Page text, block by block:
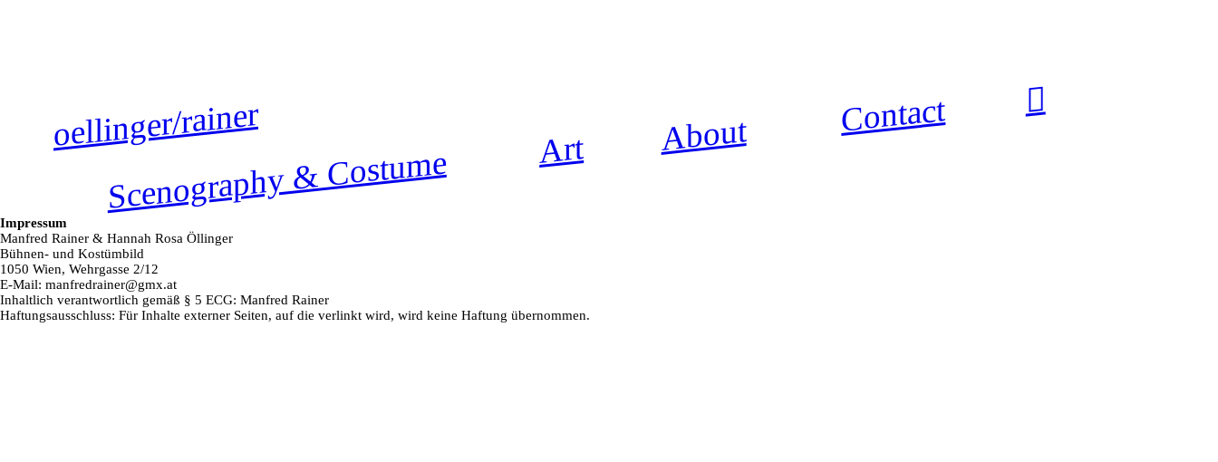
oellinger/rainer
Scenography & Costume Art About Contact ︎
Impressum
Manfred Rainer & Hannah Rosa Öllinger
Bühnen- und Kostümbild
1050 Wien, Wehrgasse 2/12
E-Mail: manfredrainer@gmx.at
Inhaltlich verantwortlich gemäß § 5 ECG: Manfred Rainer
Haftungsausschluss: Für Inhalte externer Seiten, auf die verlinkt wird, wird keine Haftung übernommen.